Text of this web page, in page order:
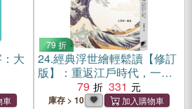
大
79 折
24.經典浮世繪輕鬆讀【修訂
版】：重返江戶時代，一百
零一幅浮世繪大師名作一次
看懂
79 331
庫存 > 10